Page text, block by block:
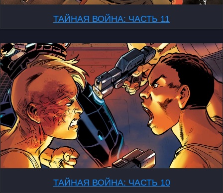
ТАЙНАЯ ВОЙНА: ЧАСТЬ 11
ТАЙНАЯ ВОЙНА: ЧАСТЬ 10